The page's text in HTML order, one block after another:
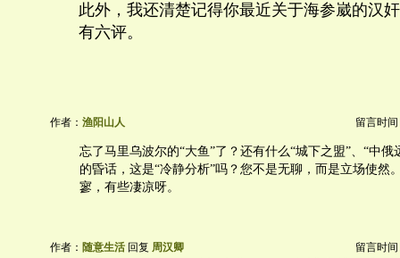
此外，我还清楚记得你最近关于海参崴的汉
有六评。
作者： 渔阳山人 留言时间
忘了马里乌波尔的“大鱼”了？还有什么“城下之盟”、“中俄
的昏话，这是“冷静分析”吗？您不是无聊，而是立场使然
寥，有些凄凉呀。
作者： 随意生活 回复 周汉卿 留言时间